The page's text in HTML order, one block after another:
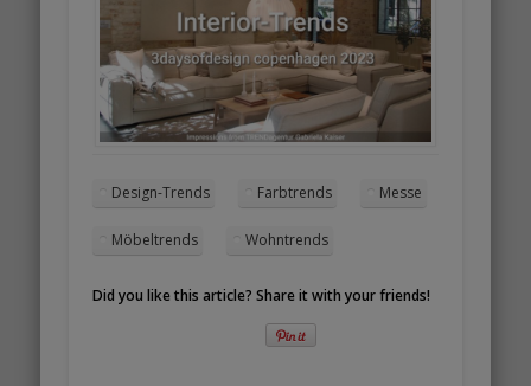
Design-Trends Farbtrends Messe
Möbeltrends Wohntrends
Did you like this article? Share it with your friends!